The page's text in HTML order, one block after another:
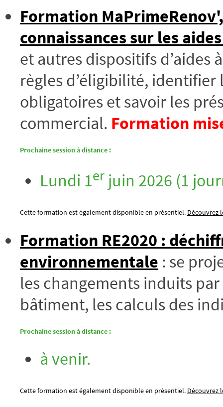
Formation
connaissances sur les
et autres dispositifs d’aides
règles d’éligibilité,
obligatoires et savoir les
commercial. Formation
Prochaine session à distance :
Lundi 1er juin 2026 (1
Cette formation est également disponible en présentiel. Découvrez
Formation RE2020 :
environnementale : se
les changements induits par
bâtiment, les calculs des
Prochaine session à distance :
à venir.
Cette formation est également disponible en présentiel. Découvrez